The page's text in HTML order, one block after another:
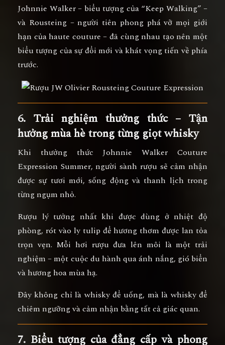
Johnnie Walker – biểu tượng của “Keep Walking” –
và Rousteing – người tiên phong phá vỡ mọi giới
hạn của haute couture – đã cùng nhau tạo nên một
biểu tượng của sự đổi mới và khát vọng tiến về phía
trước.
6. Trải nghiệm thưởng thức – Tận
hưởng mùa hè trong từng giọt whisky
Khi thưởng thức Johnnie Walker Couture
Expression Summer, người sành rượu sẽ cảm nhận
được sự tươi mới, sống động và thanh lịch trong
từng ngụm nhỏ.
Rượu lý tưởng nhất khi được dùng ở nhiệt độ
phòng, rót vào ly tulip để hương thơm được lan tỏa
trọn vẹn. Mỗi hơi rượu đưa lên môi là một trải
nghiệm – một cuộc du hành qua ánh nắng, gió biển
và hương hoa mùa hạ.
Đây không chỉ là whisky để uống, mà là whisky để
chiêm ngưỡng và cảm nhận bằng tất cả giác quan.
7. Biểu tượng của đẳng cấp và phong